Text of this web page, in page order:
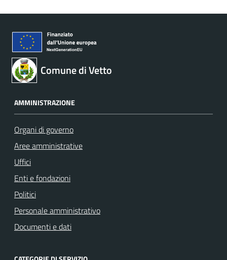
Comune di Vetto
AMMINISTRAZIONE
Organi di governo
Aree amministrative
Uffici
Enti e fondazioni
Politici
Personale amministrativo
Documenti e dati